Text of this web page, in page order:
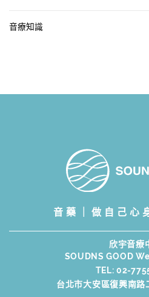
音療知識
音藥｜做自己心
欣宇音療
SOUDNS GOOD
TEL:02-
台北市大安區復興南路